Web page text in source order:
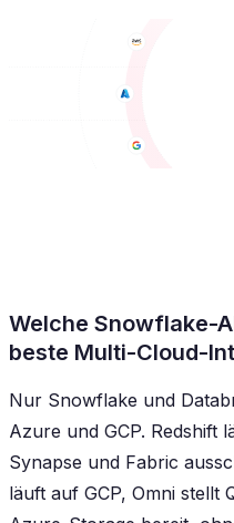
Welche Snowflake-
beste Multi-Cloud-
Nur Snowflake und
Azure und GCP. Redshift
Synapse und Fabric
läuft auf GCP, Omni stellt